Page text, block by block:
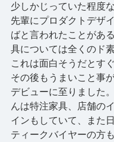
少しかじっていた程度
先輩にプロダクトデザ
ばと言われたことがあ
具については全くのド
これは面白そうだとす
その後もうまいこと事
デビューに至りました
んは特注家具、店舗の
インもしていて、また
ティークバイヤーの方